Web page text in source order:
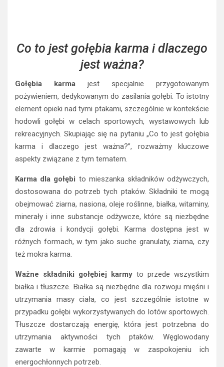
Co to jest gołębia karma i dlaczego
jest ważna?
Gołębia karma jest specjalnie przygotowanym
pożywieniem, dedykowanym do zasilania gołębi. To istotny
element opieki nad tymi ptakami, szczególnie w kontekście
hodowli gołębi w celach sportowych, wystawowych lub
rekreacyjnych. Skupiając się na pytaniu „Co to jest gołębia
karma i dlaczego jest ważna?”, rozważmy kluczowe
aspekty związane z tym tematem.
Karma dla gołębi to mieszanka składników odżywczych,
dostosowana do potrzeb tych ptaków. Składniki te mogą
obejmować ziarna, nasiona, oleje roślinne, białka, witaminy,
minerały i inne substancje odżywcze, które są niezbędne
dla zdrowia i kondycji gołębi. Karma dostępna jest w
różnych formach, w tym jako suche granulaty, ziarna, czy
też mokra karma.
Ważne składniki gołębiej karmy to przede wszystkim
białka i tłuszcze. Białka są niezbędne dla rozwoju mięśni i
utrzymania masy ciała, co jest szczególnie istotne w
przypadku gołębi wykorzystywanych do lotów sportowych.
Tłuszcze dostarczają energię, która jest potrzebna do
utrzymania aktywności tych ptaków. Węglowodany
zawarte w karmie pomagają w zaspokojeniu ich
energochłonnych potrzeb.